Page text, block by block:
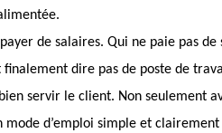
de salaires. Qui ne paie pas de
finalement dire pas de poste de
servir le client. Non seulement
mode d’emploi simple et